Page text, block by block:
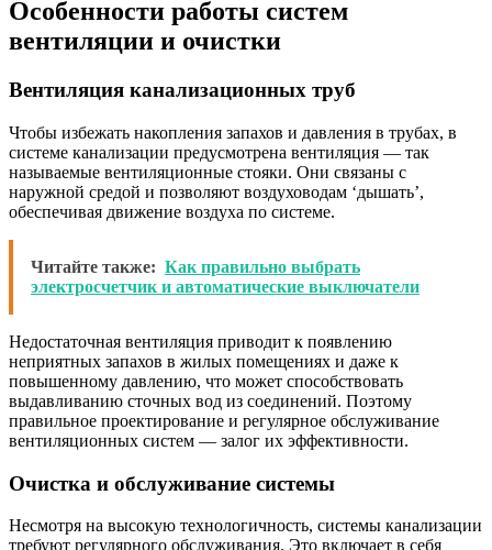
Особенности работы систем
вентиляции и очистки
Вентиляция канализационных труб
Чтобы избежать накопления запахов и давления в трубах, в
системе канализации предусмотрена вентиляция — так
называемые вентиляционные стояки. Они связаны с
наружной средой и позволяют воздуховодам ‘дышать’,
обеспечивая движение воздуха по системе.
Читайте также: Как правильно выбрать
электросчетчик и автоматические выключатели
Недостаточная вентиляция приводит к появлению
неприятных запахов в жилых помещениях и даже к
повышенному давлению, что может способствовать
выдавливанию сточных вод из соединений. Поэтому
правильное проектирование и регулярное обслуживание
вентиляционных систем — залог их эффективности.
Очистка и обслуживание системы
Несмотря на высокую технологичность, системы канализации
требуют регулярного обслуживания. Это включает в себя